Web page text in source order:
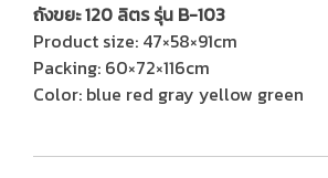
ถังขยะ 120 ลิตร รุ่น B-103
Product size: 47×58×91cm
Packing: 60×72×116cm
Color: blue red gray yellow green